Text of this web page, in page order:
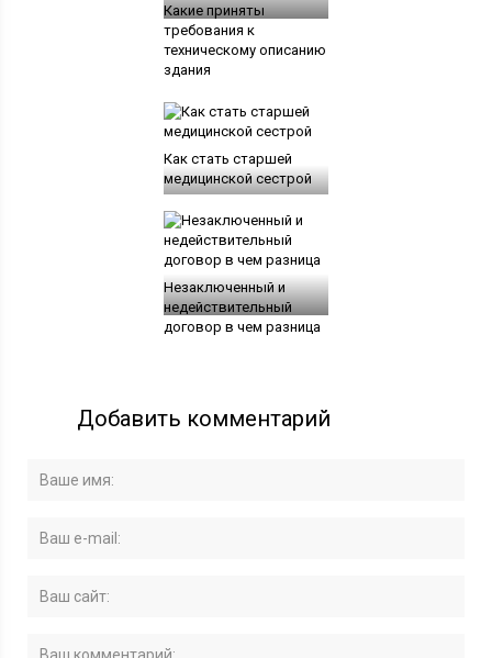
Какие приняты
требования к
техническому описанию
здания
Как стать старшей
медицинской сестрой
Незаключенный и
недействительный
договор в чем разница
Добавить комментарий